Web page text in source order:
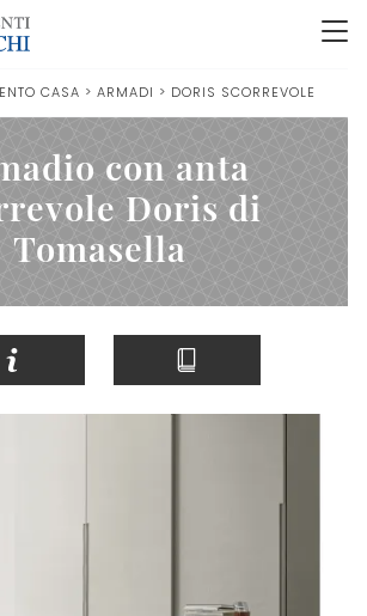
CASA > ARMADI > DORIS SCORREVOLE
con anta
Doris di
Tomasella